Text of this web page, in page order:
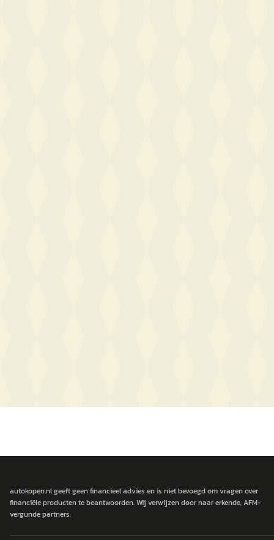
autokopen.nl geeft geen financieel advies en is niet bevoegd om vragen over
financiële producten te beantwoorden. Wij verwijzen door naar erkende, AFM-
vergunde partners.